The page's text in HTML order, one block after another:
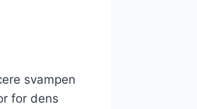
svampen
for dens